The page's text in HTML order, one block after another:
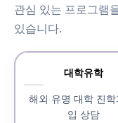
관심 있는 프로그램
있습니다.
대학유학
해외 유명 대학 진학
입 상담